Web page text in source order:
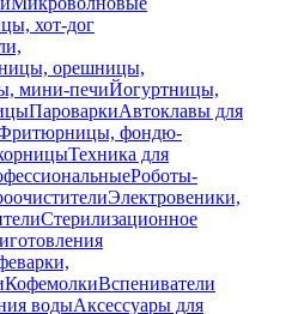
хот-дог
орешницы,
мини-печиЙогуртницы,
ПароваркиАвтоклавы для
фондю-
Техника для
Роботы-
Электровеники,
Стерилизационное
КофемолкиВспениватели
водыАксессуары для